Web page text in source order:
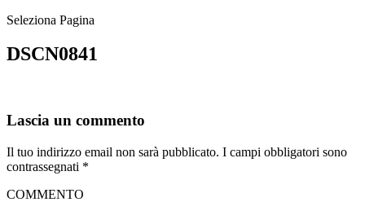
Seleziona Pagina
DSCN0841
Lascia un commento
Il tuo indirizzo email non sarà pubblicato. I campi obbligatori sono
contrassegnati *
COMMENTO